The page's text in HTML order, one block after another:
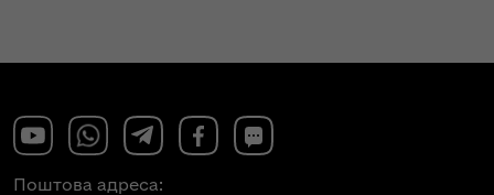
Поштова адреса: